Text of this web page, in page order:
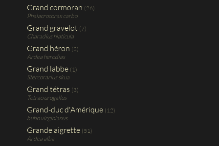
Grand cormoran (26)
Phalacrocorax carbo
Grand gravelot (7)
Charadius hiaticula
Grand héron (2)
Ardea herodias
Grand labbe (1)
Stercorarius skua
Grand tétras (3)
Tetrao urogallus
Grand-duc d'Amérique (12)
bubo virginianus
Grande aigrette (51)
Ardea alba